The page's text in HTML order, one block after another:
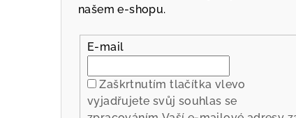
našem e-shopu.
E-mail
Zaškrtnutím tlačítka vlevo
vyjadřujete svůj souhlas se